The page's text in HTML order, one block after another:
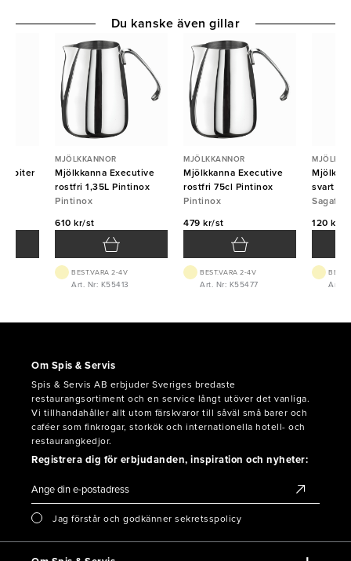
Jupiter
MJÖLKKANNOR
Mjölkkanna Executive
rostfri 1,35L Pintinox
Pintinox
610 kr/st
BEST.VARA 2-4V
Art. Nr: K55413
MJÖLKKANNOR
Mjölkkanna Executive
rostfri 75cl Pintinox
Pintinox
479 kr/st
BEST.VARA 2-4V
Art. Nr: K55477
svart
120 kr/st
Art.
Du kanske även gillar
Om Spis & Servis
Spis & Servis AB erbjuder Sveriges bredaste
restaurangsortiment och en service långt utöver det vanliga.
Vi tillhandahåller allt utom färskvaror till såväl små barer och
caféer som finkrogar, storkök och internationella hotell- och
restaurangkedjor.
Registrera dig för erbjudanden, inspiration och nyheter:
Jag förstår och godkänner sekretsspolicy